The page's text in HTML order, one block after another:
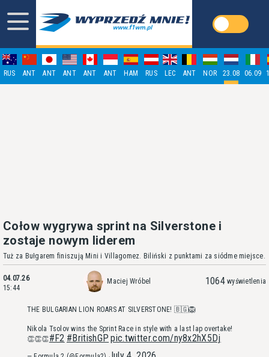
RUS ANT ANT ANT ANT ANT HAM RUS LEC ANT NOR 23.08 06.09
Cołow wygrywa sprint na Silverstone i
zostaje nowym liderem
Tuż za Bułgarem finiszują Mini i Villagomez. Biliński z punktami za siódme miejsce.
04.07.26
15:44
Maciej Wróbel 1064 wyświetlenia
THE BULGARIAN LION ROARS AT SILVERSTONE! 🇧🇬🦁
Nikola Tsolov wins the Sprint Race in style with a last lap overtake!
👏👏👏#F2 #BritishGP pic.twitter.com/ny8x2hX5Dj